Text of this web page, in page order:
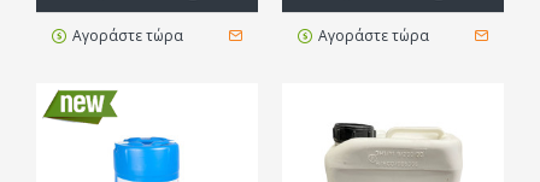
Αγοράστε τώρα Αγοράστε τώρα